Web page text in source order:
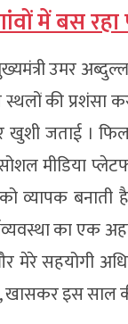
में बस
उमर
की प्रशंसा
खुशी जताई ।
मीडिया
व्यापक बनाती
का एक
मेरे सहयोगी
खासकर इस